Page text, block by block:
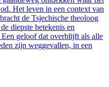
Het leven in een context van
de Tsjechische theoloog
diepste betekenis en
geloof dat overblijft als alle
zijn weggevallen, in een